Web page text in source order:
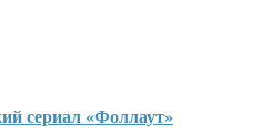
сериал «Фоллаут»